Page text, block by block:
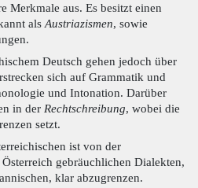
Merkmale aus. Es besitzt einen
als Austriazismen, sowie
Deutsch gehen jedoch über
sich auf Grammatik und
und Intonation. Darüber
in der Rechtschreibung, wobei die
setzt.
ist von der
gebräuchlichen Dialekten,
klar abzugrenzen.